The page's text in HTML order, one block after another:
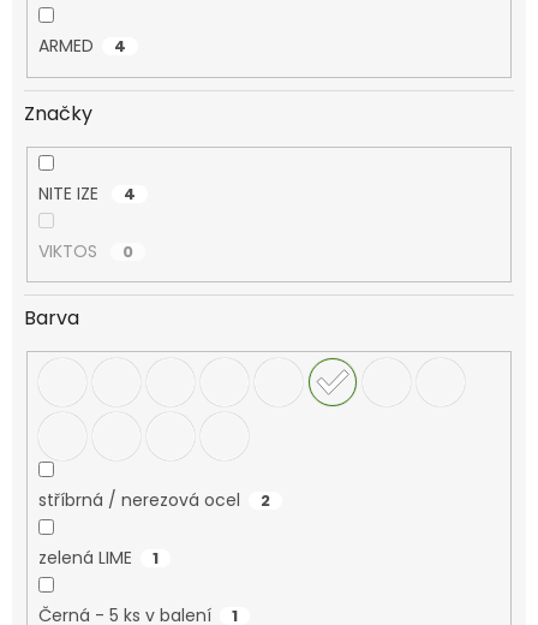
ARMED 4
Značky
NITE IZE 4
VIKTOS 0
Barva
stříbrná / nerezová ocel 2
zelená LIME 1
Černá - 5 ks v balení 1